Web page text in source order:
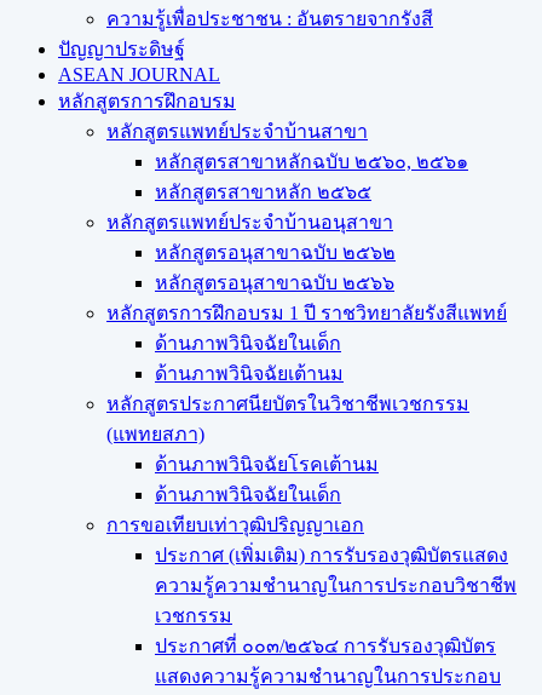
ความรู้เพื่อประชาชน : อันตรายจากรังสี
ปัญญาประดิษฐ์
ASEAN JOURNAL
หลักสูตรการฝึกอบรม
หลักสูตรแพทย์ประจำบ้านสาขา
หลักสูตรสาขาหลักฉบับ ๒๕๖๐, ๒๕๖๑
หลักสูตรสาขาหลัก ๒๕๖๕
หลักสูตรแพทย์ประจำบ้านอนุสาขา
หลักสูตรอนุสาขาฉบับ ๒๕๖๒
หลักสูตรอนุสาขาฉบับ ๒๕๖๖
หลักสูตรการฝึกอบรม 1 ปี ราชวิทยาลัยรังสีแพทย์
ด้านภาพวินิจฉัยในเด็ก
ด้านภาพวินิจฉัยเต้านม
หลักสูตรประกาศนียบัตรในวิชาชีพเวชกรรม
(แพทยสภา)
ด้านภาพวินิจฉัยโรคเต้านม
ด้านภาพวินิจฉัยในเด็ก
การขอเทียบเท่า​วุฒิปริญญา​เอก
ประกาศ (เพิ่มเติม) การรับรองวุฒิบัตรแสดง
ความรู้ความชำนาญในการประกอบวิชาชีพ
เวชกรรม
ประกาศที่ ๐๐๓/๒๕๖๔ การรับรองวุฒิบัตร
แสดงความรู้ความชำนาญในการประกอบ